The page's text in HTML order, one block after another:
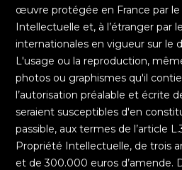
œuvre protégée en France par le
Intellectuelle et, à l’étranger par
internationales en vigueur sur le
L'usage ou la reproduction,
photos ou graphismes qu'il
l’autorisation préalable et écrite
seraient susceptibles d'en
passible, aux termes de l’article
Propriété Intellectuelle, de trois
et de 300.000 euros d’amende.